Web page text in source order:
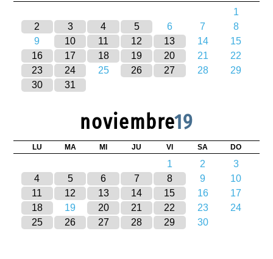
1
2
3 4 5 6 7
8
9
10 11 12 13 14
15
16
17 18 19 20 21
22
23
24 25 26 27 28
29
30
31
noviembre19
LU MA MI JU VI SA DO
1 2
3
4
5 6 7 8 9
10
11
12 13 14 15 16
17
18
19 20 21 22 23
24
25
26 27 28 29 30